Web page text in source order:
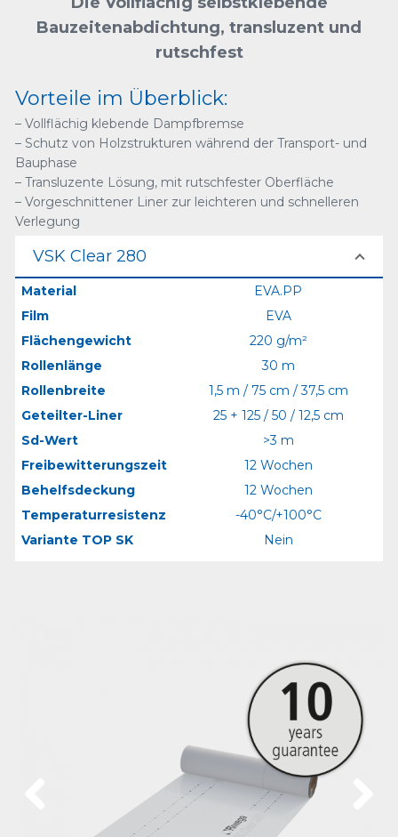
Bauzeitenabdichtung, transluzent und
rutschfest
Vorteile im Überblick:
– Vollflächig klebende Dampfbremse
– Schutz von Holzstrukturen während der Transport- und
Bauphase
– Transluzente Lösung, mit rutschfester Oberfläche
– Vorgeschnittener Liner zur leichteren und schnelleren
Verlegung
VSK Clear 280
Material
EVA.PP
Film
EVA
Flächengewicht
220 g/m²
Rollenlänge
30 m
Rollenbreite
1,5 m / 75 cm / 37,5 cm
Geteilter-Liner
25 + 125 / 50 / 12,5 cm
Sd-Wert
>3 m
Freibewitterungszeit
12 Wochen
Behelfsdeckung
12 Wochen
Temperaturresistenz
-40°C/+100°C
Variante TOP SK
Nein